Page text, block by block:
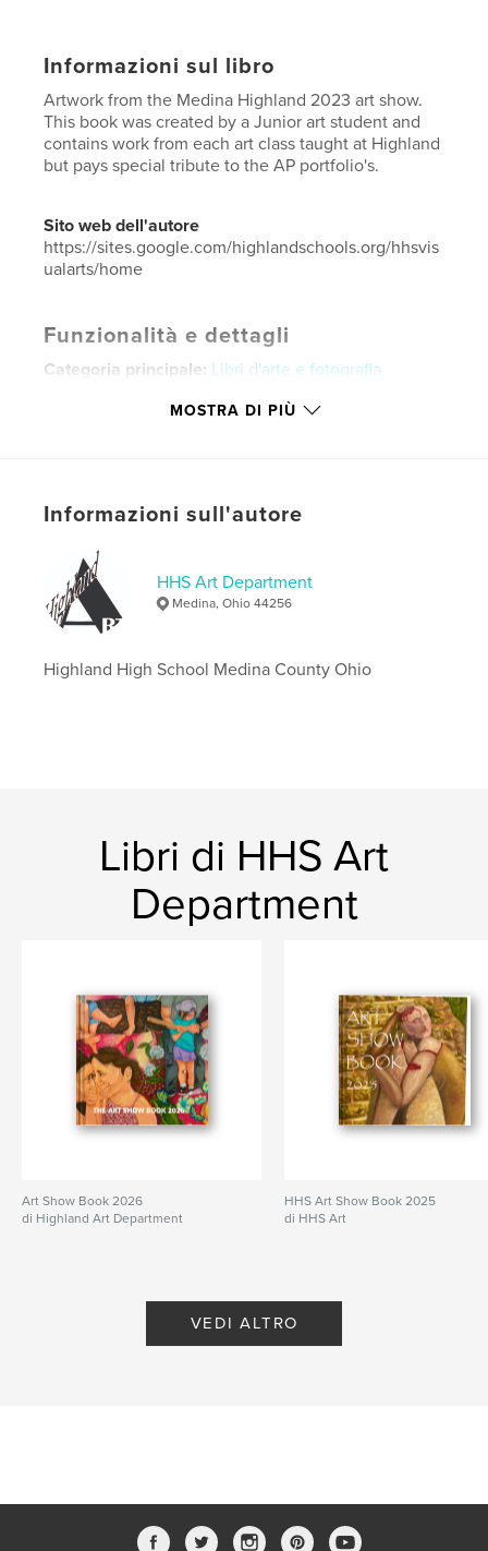
Informazioni sul libro
Artwork from the Medina Highland 2023 art show.
This book was created by a Junior art student and
contains work from each art class taught at Highland
but pays special tribute to the AP portfolio's.
Sito web dell'autore
https://sites.google.com/highlandschools.org/hhsvis
ualarts/home
Funzionalità e dettagli
Categoria principale: Libri d'arte e fotografia
Formato del progetto:Quadrato piccolo, 18×18 cm
Parole chiave
Medina Highland
The Art Show Book 2023
MOSTRA DI PIÙ
Informazioni sull'autore
HHS Art Department
Medina, Ohio 44256
Highland High School Medina County Ohio
Libri di HHS Art
Department
Art Show Book 2026
di Highland Art Department
HHS Art Show Book 2025
di HHS Art
VEDI ALTRO